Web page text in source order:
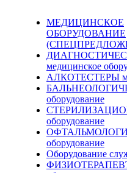
МЕДИЦИНСКОЕ
ОБОРУДОВАНИЕ
медицинское
АЛКОТЕСТЕРЫ
оборудование
оборудование
оборудование
Оборудование